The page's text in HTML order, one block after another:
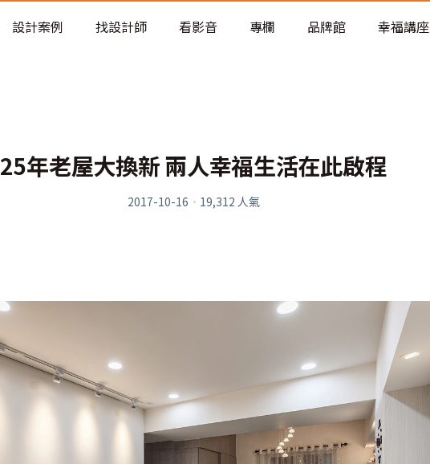
老屋預算分配與高 CP 值煥新術
設計案例 找設計師 看影音 專欄 品牌館 幸福講座
25年老屋大換新 兩人幸福生活在此啟程
2017-10-16 · 19,312 人氣